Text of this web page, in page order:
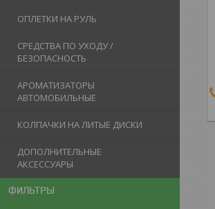
ОПЛЕТКИ НА РУЛЬ
СРЕДСТВА ПО УХОДУ /
БЕЗОПАСНОСТЬ
АРОМАТИЗАТОРЫ
АВТОМОБИЛЬНЫЕ
КОЛПАЧКИ НА ЛИТЫЕ ДИСКИ
ДОПОЛНИТЕЛЬНЫЕ
АКСЕССУАРЫ
ФИЛЬТРЫ